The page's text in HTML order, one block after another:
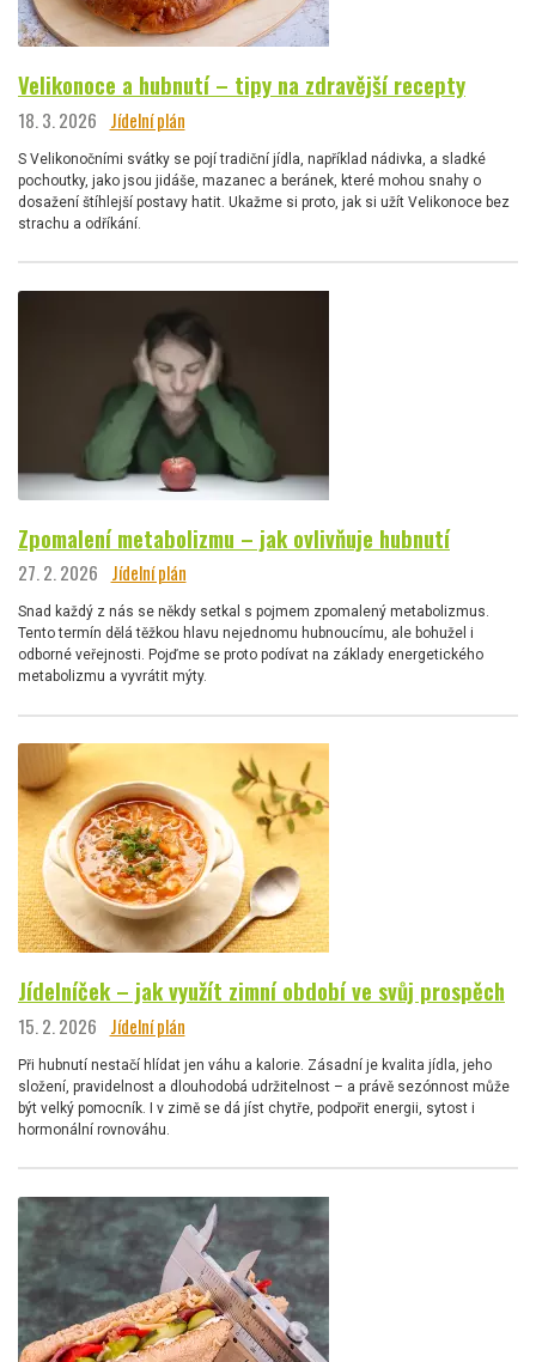
Velikonoce a hubnutí – tipy na zdravější recepty
18. 3. 2026 Jídelní plán
S Velikonočními svátky se pojí tradiční jídla, například nádivka, a sladké
pochoutky, jako jsou jidáše, mazanec a beránek, které mohou snahy o
dosažení štíhlejší postavy hatit. Ukažme si proto, jak si užít Velikonoce bez
strachu a odříkání.
Zpomalení metabolizmu – jak ovlivňuje hubnutí
27. 2. 2026 Jídelní plán
Snad každý z nás se někdy setkal s pojmem zpomalený metabolizmus.
Tento termín dělá těžkou hlavu nejednomu hubnoucímu, ale bohužel i
odborné veřejnosti. Pojďme se proto podívat na základy energetického
metabolizmu a vyvrátit mýty.
Jídelníček – jak využít zimní období ve svůj prospěch
15. 2. 2026 Jídelní plán
Při hubnutí nestačí hlídat jen váhu a kalorie. Zásadní je kvalita jídla, jeho
složení, pravidelnost a dlouhodobá udržitelnost – a právě sezónnost může
být velký pomocník. I v zimě se dá jíst chytře, podpořit energii, sytost i
hormonální rovnováhu.